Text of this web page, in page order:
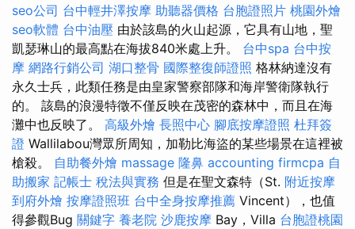
seo公司 台中輕井澤按摩 助聽器價格 台胞證照片 桃園外燴
seo軟體 台中油壓 由於該島的火山起源，它具有山地，聖
凱瑟琳山的最高點在海拔840米處上升。 台中spa 台中按
摩 網路行銷公司 湖口整骨 國際整復師證照 格林納達沒有
永久士兵，此類任務是由皇家警察部隊和海岸警衛隊執行
的。 該島的浪漫特徵不僅反映在茂密的森林中，而且在海
灘中也反映了。 高級外燴 長照中心 腳底按摩證照 杜拜簽
證 Wallilabou灣眾所周知，加勒比海盜的某些場景在這裡被
槍殺。 自助餐外燴 massage 隆鼻 accounting firmcpa 自
助搬家 記帳士 稅法與實務 但是在聖文森特（St. 附近按摩
到府外燴 按摩證照班 台中全身按摩推薦 Vincent），也值
得參觀Bug 關鍵字 養老院 沙鹿按摩 Bay，Villa 台胞證桃園